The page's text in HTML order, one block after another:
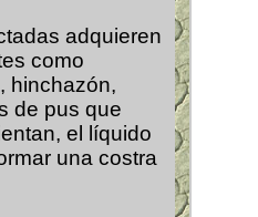
adquieren
como
hinchazón,
de pus que
el líquido
una costra